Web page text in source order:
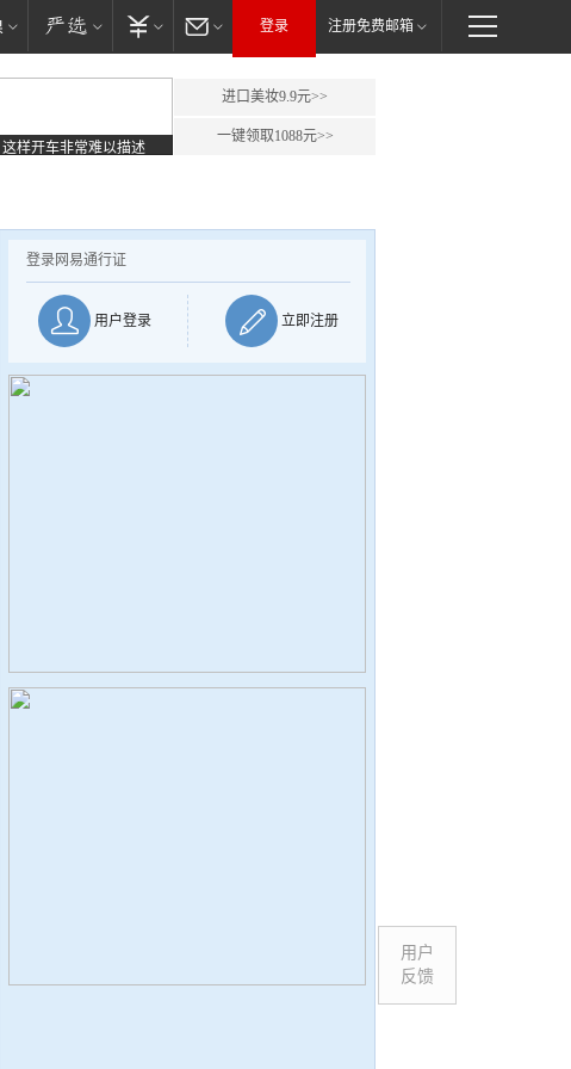
登录 注册免费邮箱
这样开车非常难以描述
进口美妆9.9元>>
一键领取1088元>>
登录网易通行证
用户登录 立即注册
用户
反馈